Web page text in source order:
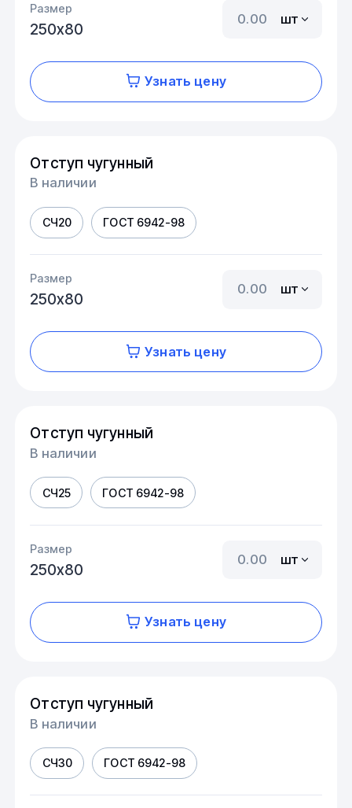
Размер
250х80
шт
Узнать цену
Отступ чугунный
В наличии
СЧ20 ГОСТ 6942-98
Размер
250х80
шт
Узнать цену
Отступ чугунный
В наличии
СЧ25 ГОСТ 6942-98
Размер
250х80
шт
Узнать цену
Отступ чугунный
В наличии
СЧ30 ГОСТ 6942-98